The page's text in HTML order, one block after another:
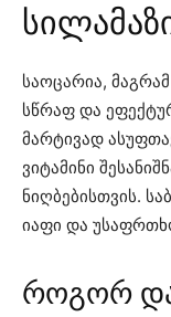
საოცარია,
სწრაფ და
მარტივად
ვიტამინი
ნიღბებისთვის.
იაფი და
როგორ